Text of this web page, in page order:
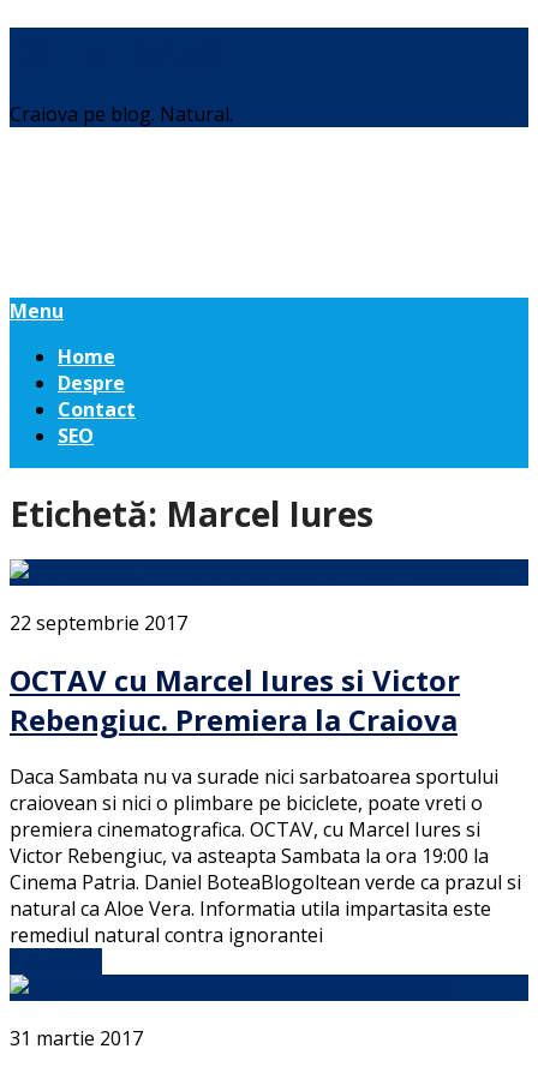
Craiova pe blog. Natural.
Menu
Home
Despre
Contact
SEO
Etichetă: Marcel Iures
22 septembrie 2017
OCTAV cu Marcel Iures si Victor
Rebengiuc. Premiera la Craiova
Daca Sambata nu va surade nici sarbatoarea sportului
craiovean si nici o plimbare pe biciclete, poate vreti o
premiera cinematografica. OCTAV, cu Marcel Iures si
Victor Rebengiuc, va asteapta Sambata la ora 19:00 la
Cinema Patria. Daniel BoteaBlogoltean verde ca prazul si
natural ca Aloe Vera. Informatia utila impartasita este
remediul natural contra ignorantei
31 martie 2017